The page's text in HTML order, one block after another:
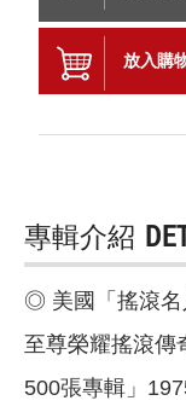
放入購
專輯介紹
◎ 美國「搖滾名
至尊榮耀搖滾傳
500張專輯」